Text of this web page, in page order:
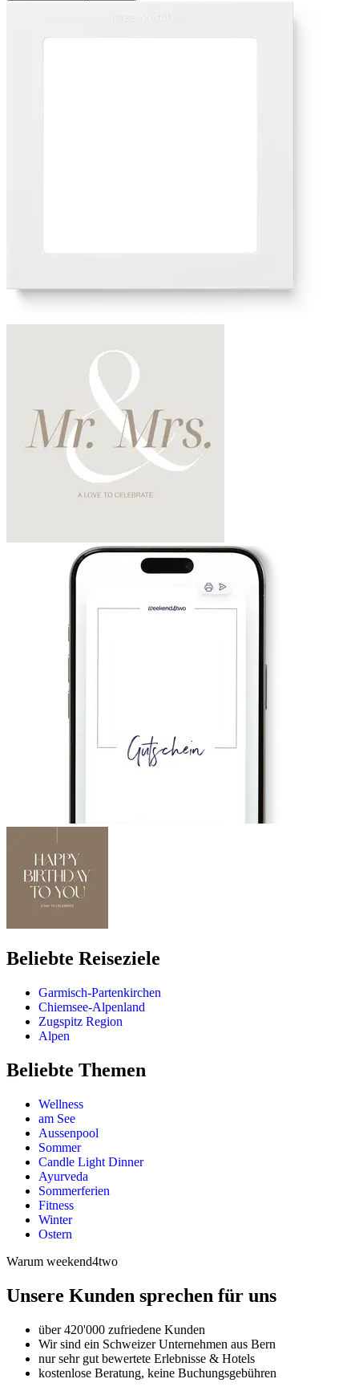
Beliebte Reiseziele
Garmisch-Partenkirchen
Chiemsee-Alpenland
Zugspitz Region
Alpen
Beliebte Themen
Wellness
am See
Aussenpool
Sommer
Candle Light Dinner
Ayurveda
Sommerferien
Fitness
Winter
Ostern
Warum weekend4two
Unsere Kunden sprechen für uns
über 420'000 zufriedene Kunden
Wir sind ein Schweizer Unternehmen aus Bern
nur sehr gut bewertete Erlebnisse & Hotels
kostenlose Beratung, keine Buchungsgebühren